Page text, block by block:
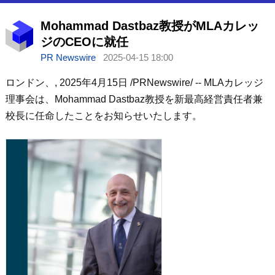
Mohammad Dastbaz教授がMLAカレッ
ジのCEOに就任
PR Newswire 2025-04-15 18:00
ロンドン、 , 2025年4月15日 /PRNewswire/ -- MLAカレッジ
理事会は、Mohammad Dastbaz教授を新最高経営責任者兼
校長に任命したことをお知らせいたします。